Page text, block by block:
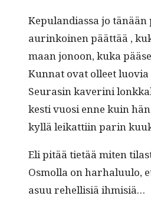
Kepu­lan­di­as­sa jo
aurinkoinen päät­tää ,
maan jonoon, kuka
Kun­nat ovat olleet luovia
Seurasin kaveri­ni
kesti vuosi enne kuin
kyl­lä leikat­ti­in parin
Eli pitää tietää miten
Osmol­la on harhalu­u­lo,
asuu rehellisiä ihmisiä…